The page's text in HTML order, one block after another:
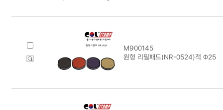
M900145
원형 리필패드(NR-0524)적 Φ25